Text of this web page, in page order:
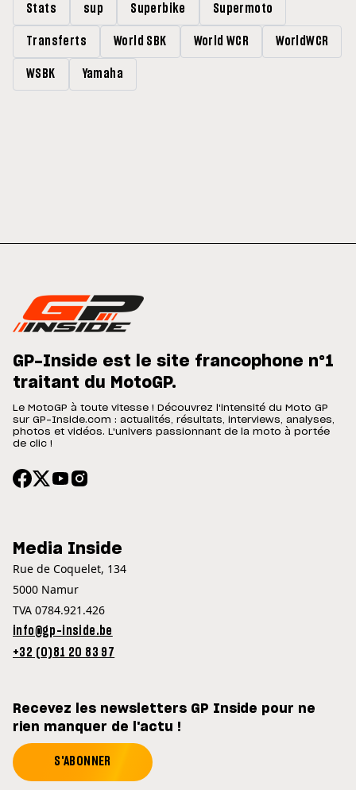
Stats sup Superbike Supermoto
Transferts World SBK World WCR WorldWCR
WSBK Yamaha
GP-Inside est le site francophone n°1
traitant du MotoGP.
Le MotoGP à toute vitesse ! Découvrez l'intensité du Moto GP
sur GP-Inside.com : actualités, résultats, interviews, analyses,
photos et vidéos. L'univers passionnant de la moto à portée
de clic !
Media Inside
Rue de Coquelet, 134
5000 Namur
TVA 0784.921.426
info@gp-inside.be
+32 (0)81 20 83 97
Recevez les newsletters GP Inside pour ne
rien manquer de l'actu !
S'ABONNER